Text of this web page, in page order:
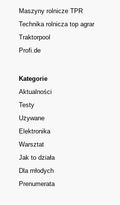
Kategorie
Aktualności
Testy
Używane
Elektronika
Warsztat
Jak to działa
Dla młodych
Prenumerata
Maszyny rolnicze TPR
Technika rolnicza top agrar
Traktorpool
Profi.de